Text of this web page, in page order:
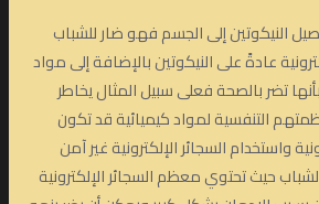
النيكوتين إلى الجسم فهو ضار للشباب
عادةً على النيكوتين بالإضافة إلى مواد
تضر بالصحة فعلى سبيل المثال يخاطر
التنفسية لمواد كيميائية قد تكون
واستخدام السجائر الإلكترونية غير آمن
حيث تحتوي معظم السجائر الإلكترونية